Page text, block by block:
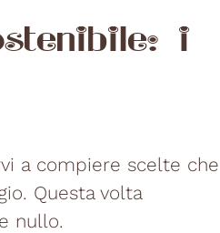
i
a compiere scelte che
Questa volta
nullo.